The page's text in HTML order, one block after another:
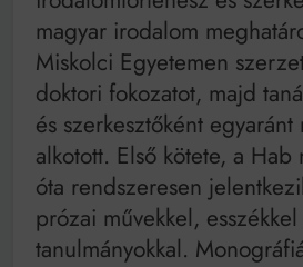
magyar irodalom
Miskolci Egyetemen
doktori fokozatot, majd
és szerkesztőként
alkotott. Első kötete, a
óta rendszeresen
prózai művekkel, esszékkel
tanulmányokkal.